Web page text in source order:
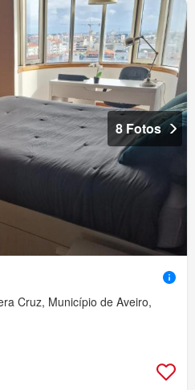
8 Fotos
Cruz, Município de Aveiro,